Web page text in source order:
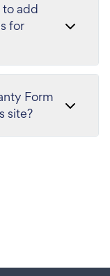
add
for
Form
site?